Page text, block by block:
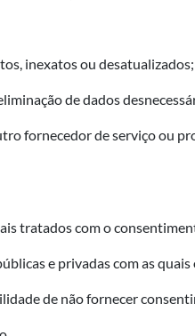
inexatos ou desatualizados;
de dados
fornecedor de serviço ou
tratados com o
e privadas com as
de não fornecer